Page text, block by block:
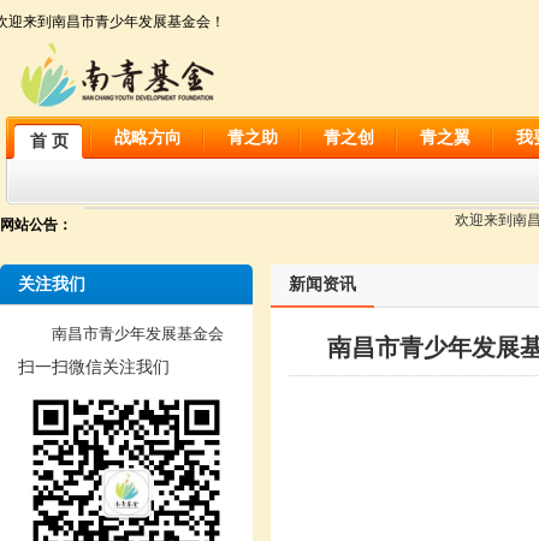
迎来到南昌市青少年发展基金会！
首 页 战略方向 青之助 青之创 青之翼 我
网站公告： 欢迎来到南
关注我们
南昌市青少年发展基金会
扫一扫微信关注我们
新闻资讯
南昌市青少年发展